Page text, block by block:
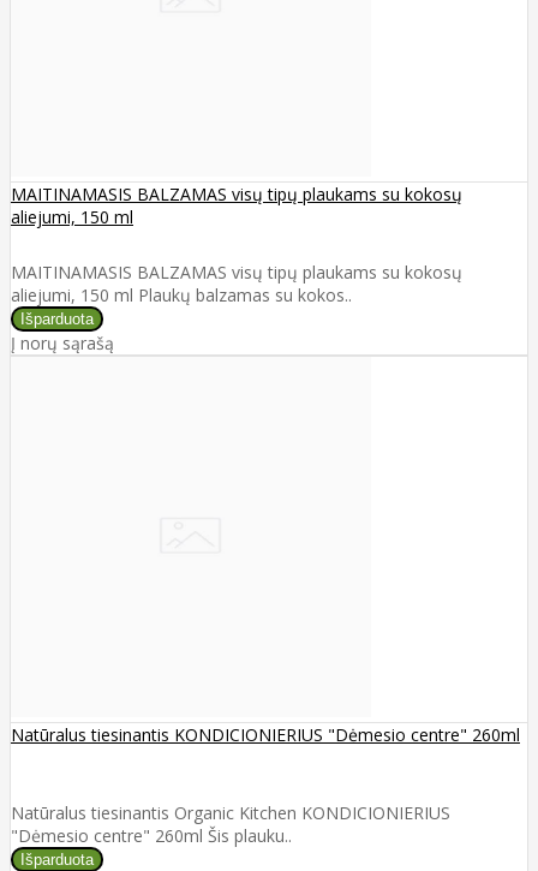
MAITINAMASIS BALZAMAS visų tipų plaukams su kokosų
aliejumi, 150 ml
MAITINAMASIS BALZAMAS visų tipų plaukams su kokosų
aliejumi, 150 ml Plaukų balzamas su kokos..
Į norų sąrašą
Natūralus tiesinantis KONDICIONIERIUS "Dėmesio centre" 260ml
Natūralus tiesinantis Organic Kitchen KONDICIONIERIUS
"Dėmesio centre" 260ml Šis plauku..